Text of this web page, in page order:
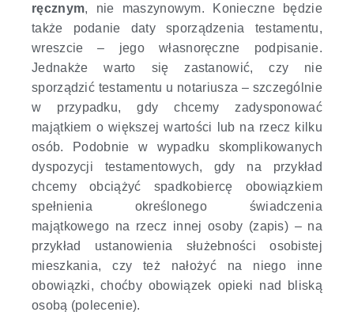
ręcznym, nie maszynowym. Konieczne będzie
także podanie daty sporządzenia testamentu,
wreszcie – jego własnoręczne podpisanie.
Jednakże warto się zastanowić, czy nie
sporządzić testamentu u notariusza – szczególnie
w przypadku, gdy chcemy zadysponować
majątkiem o większej wartości lub na rzecz kilku
osób. Podobnie w wypadku skomplikowanych
dyspozycji testamentowych, gdy na przykład
chcemy obciążyć spadkobiercę obowiązkiem
spełnienia określonego świadczenia
majątkowego na rzecz innej osoby (zapis) – na
przykład ustanowienia służebności osobistej
mieszkania, czy też nałożyć na niego inne
obowiązki, choćby obowiązek opieki nad bliską
osobą (polecenie).